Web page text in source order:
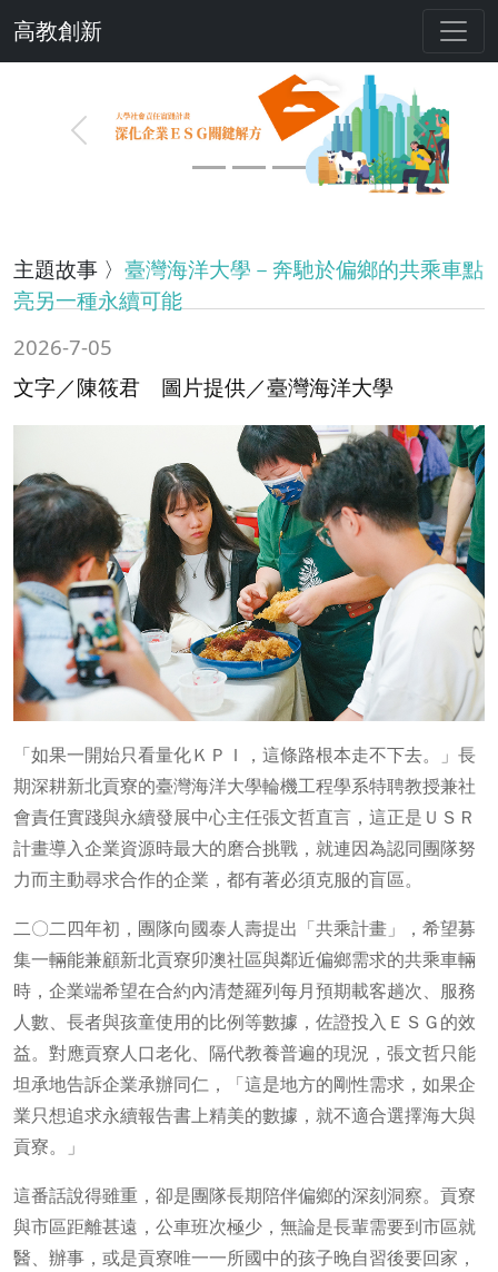
高教創新
Previous Next
主題故事 〉 臺灣海洋大學－奔馳於偏鄉的共乘車點
亮另一種永續可能
2026-7-05
文字／陳筱君 圖片提供／臺灣海洋大學
「如果一開始只看量化ＫＰＩ，這條路根本走不下去。」長
期深耕新北貢寮的臺灣海洋大學輪機工程學系特聘教授兼社
會責任實踐與永續發展中心主任張文哲直言，這正是ＵＳＲ
計畫導入企業資源時最大的磨合挑戰，就連因為認同團隊努
力而主動尋求合作的企業，都有著必須克服的盲區。
二〇二四年初，團隊向國泰人壽提出「共乘計畫」，希望募
集一輛能兼顧新北貢寮卯澳社區與鄰近偏鄉需求的共乘車輛
時，企業端希望在合約內清楚羅列每月預期載客趟次、服務
人數、長者與孩童使用的比例等數據，佐證投入ＥＳＧ的效
益。對應貢寮人口老化、隔代教養普遍的現況，張文哲只能
坦承地告訴企業承辦同仁，「這是地方的剛性需求，如果企
業只想追求永續報告書上精美的數據，就不適合選擇海大與
貢寮。」
這番話說得雖重，卻是團隊長期陪伴偏鄉的深刻洞察。貢寮
與市區距離甚遠，公車班次極少，無論是長輩需要到市區就
醫、辦事，或是貢寮唯一一所國中的孩子晚自習後要回家，